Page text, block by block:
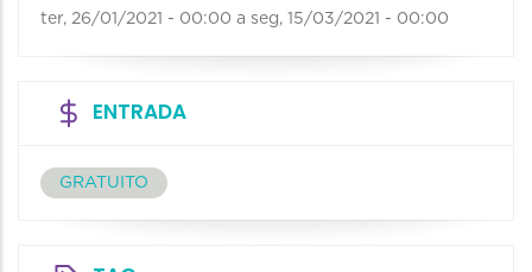
ter, 26/01/2021 - 00:00 a seg, 15/03/2021 - 00:00
ENTRADA
GRATUITO